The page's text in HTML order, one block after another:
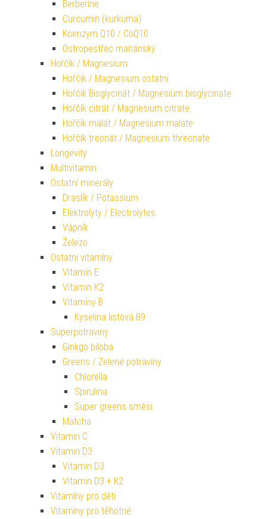
Berberine
Curcumin (kurkuma)
Koenzym Q10 / CoQ10
Ostropestřec mariánský
Hořčík / Magnesium
Hořčík / Magnesium ostatní
Hořčík Bisglycinát / Magnesium bisglycinate
Hořčík citrát / Magnesium citrate
Hořčík malát / Magnesium malate
Hořčík treonát / Magnesium threonate
Longevity
Multivitamin
Ostatní minerály
Draslík / Potassium
Elektrolyty / Electrolytes
Vápník
Železo
Ostatní vitamíny
Vitamin E
Vitamin K2
Vitamíny B
Kyselina listová B9
Superpotraviny
Ginkgo biloba
Greens / Zelené potraviny
Chlorella
Spirulina
Super greens směsi
Matcha
Vitamin C
Vitamin D3
Vitamin D3
Vitamin D3 + K2
Vitamíny pro děti
Vitamíny pro těhotné